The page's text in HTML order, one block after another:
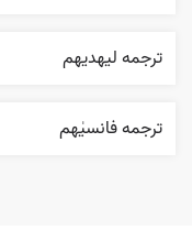
ترجمه ليهديهم
ترجمه فانسیٰهم